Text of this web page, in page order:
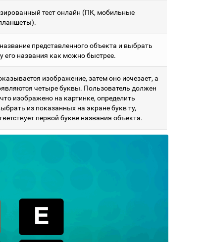
тест онлайн (ПК, мобильные
представленного объекта и выбрать
его названия как можно быстрее.
изображение, затем оно исчезает, а
четыре буквы. Пользователь должен
изображено на картинке, определить
из показанных на экране букв ту,
первой букве названия объекта.